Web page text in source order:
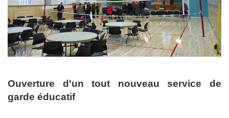
Ouverture d'un tout nouveau service de
garde éducatif